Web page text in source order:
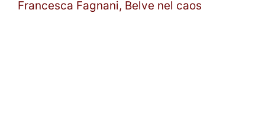
Francesca Fagnani, Belve nel caos